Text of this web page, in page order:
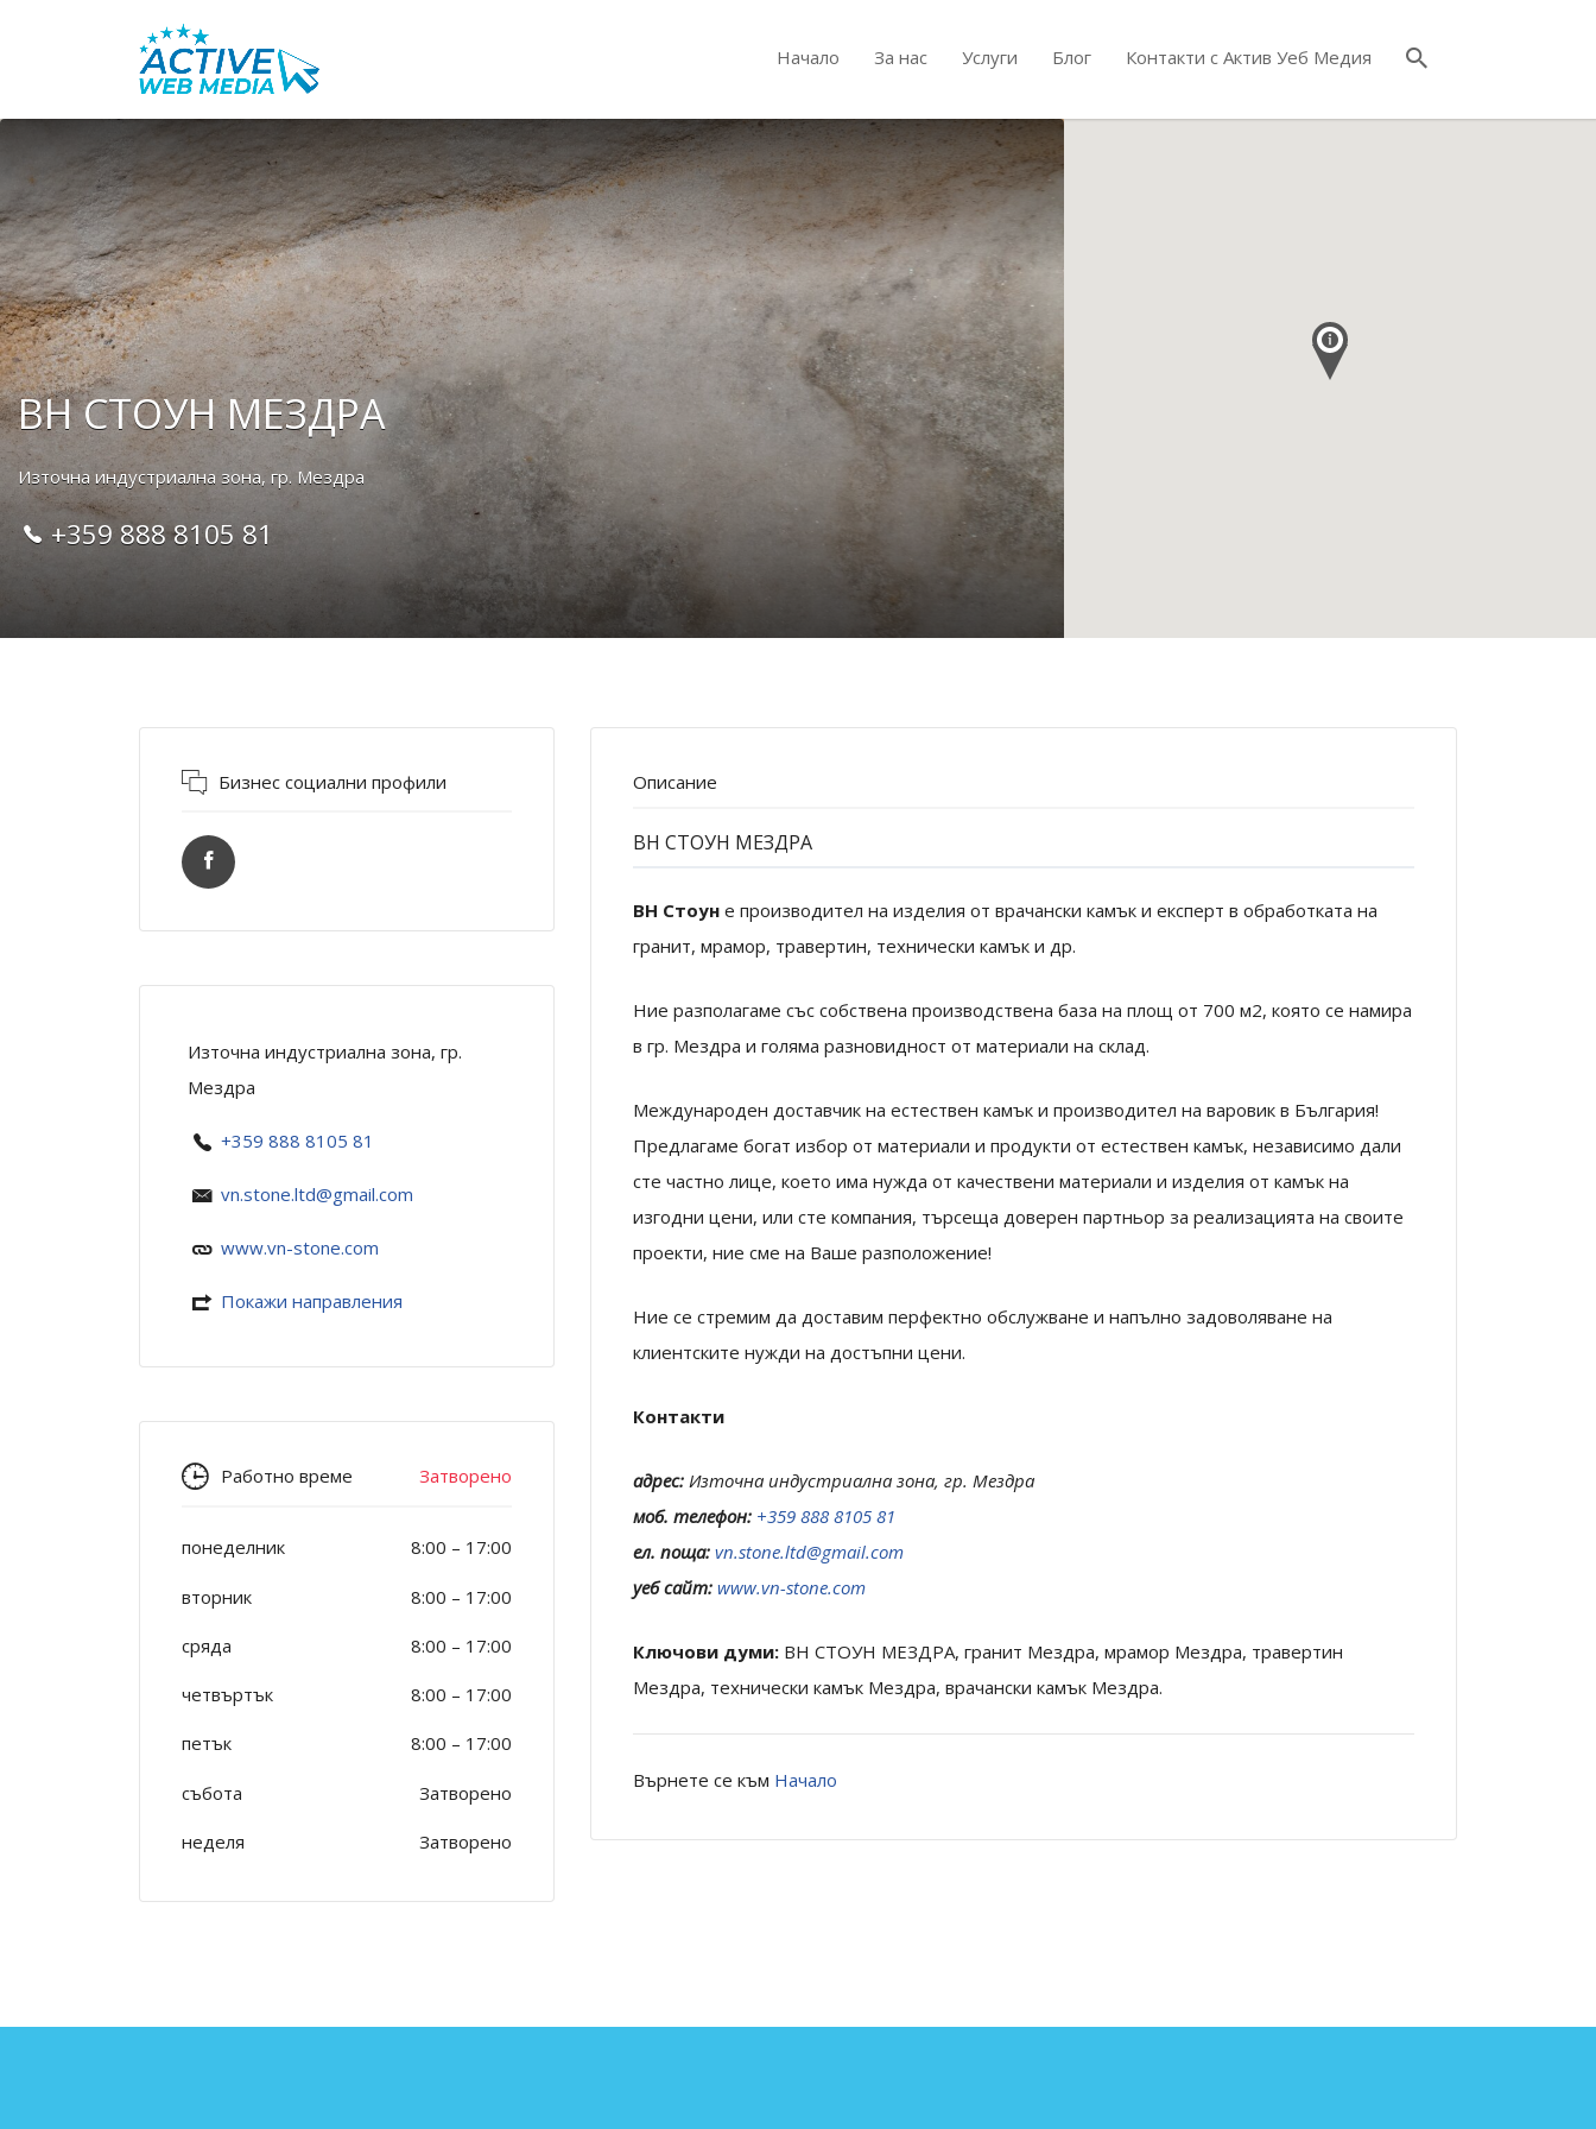
Начало За нас Услуги Блог Контакти с Актив Уеб Медия
Search
for:
ВН СТОУН МЕЗДРА
Източна индустриална зона, гр. Мездра
+359 888 8105 81
Бизнес социални профили
Източна индустриална зона, гр.
Мездра
+359 888 8105 81
vn.stone.ltd@gmail.com
www.vn-stone.com
Покажи направления
Работно време Затворено
понеделник 8:00 – 17:00
вторник 8:00 – 17:00
сряда 8:00 – 17:00
четвъртък 8:00 – 17:00
петък 8:00 – 17:00
събота Затворено
неделя Затворено
Описание
ВН СТОУН МЕЗДРА
ВН Стоун е производител на изделия от врачански камък и експерт в обработката на
гранит, мрамор, травертин, технически камък и др.
Ние разполагаме със собствена производствена база на площ от 700 м2, която се намира
в гр. Мездра и голяма разновидност от материали на склад.
Международен доставчик на естествен камък и производител на варовик в България!
Предлагаме богат избор от материали и продукти от естествен камък, независимо дали
сте частно лице, което има нужда от качествени материали и изделия от камък на
изгодни цени, или сте компания, търсеща доверен партньор за реализацията на своите
проекти, ние сме на Ваше разположение!
Ние се стремим да доставим перфектно обслужване и напълно задоволяване на
клиентските нужди на достъпни цени.
Контакти
адрес: Източна индустриална зона, гр. Мездра
моб. телефон: +359 888 8105 81
ел. поща: vn.stone.ltd@gmail.com
уеб сайт: www.vn-stone.com
Ключови думи: ВН СТОУН МЕЗДРА, гранит Мездра, мрамор Мездра, травертин
Мездра, технически камък Мездра, врачански камък Мездра.
Върнете се към Начало